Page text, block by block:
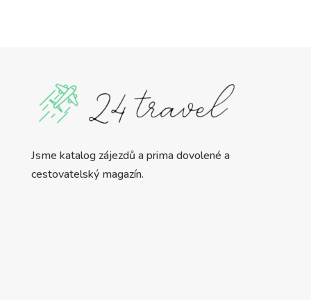
Jsme katalog zájezdů a prima dovolené a
cestovatelský magazín.